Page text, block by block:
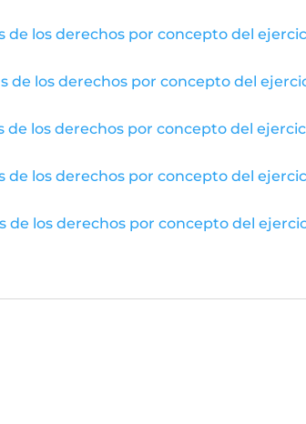
de los derechos por concepto del
de los derechos por concepto del
de los derechos por concepto del
de los derechos por concepto del
de los derechos por concepto del